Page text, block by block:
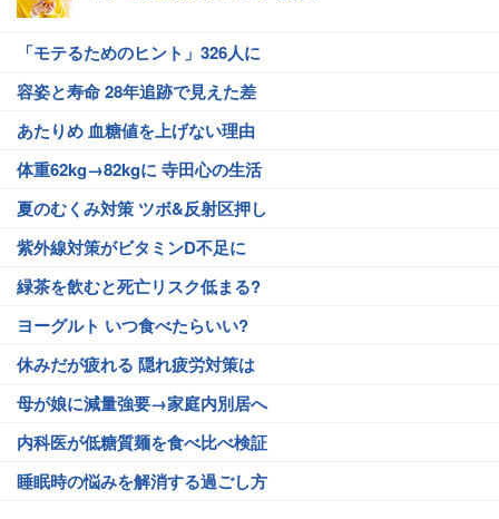
「モテるためのヒント」326人に
容姿と寿命 28年追跡で見えた差
あたりめ 血糖値を上げない理由
体重62kg→82kgに 寺田心の生活
夏のむくみ対策 ツボ&反射区押し
紫外線対策がビタミンD不足に
緑茶を飲むと死亡リスク低まる?
ヨーグルト いつ食べたらいい?
休みだが疲れる 隠れ疲労対策は
母が娘に減量強要→家庭内別居へ
内科医が低糖質麺を食べ比べ検証
睡眠時の悩みを解消する過ごし方